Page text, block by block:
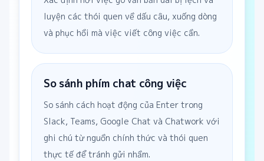
luyện các thói quen về dấu câu, xuống dòng
và phục hồi mà việc viết công việc cần.
So sánh phím chat công việc
So sánh cách hoạt động của Enter trong
Slack, Teams, Google Chat và Chatwork với
ghi chú từ nguồn chính thức và thói quen
thực tế để tránh gửi nhầm.